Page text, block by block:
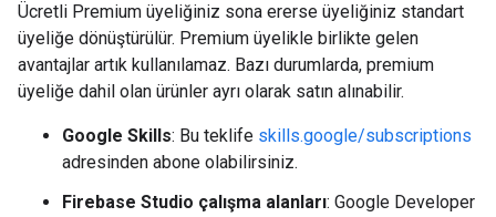
Ücretli Premium üyeliğiniz sona ererse üyeliğiniz standart
üyeliğe dönüştürülür. Premium üyelikle birlikte gelen
avantajlar artık kullanılamaz. Bazı durumlarda, premium
üyeliğe dahil olan ürünler ayrı olarak satın alınabilir.
Google Skills: Bu teklife skills.google/subscriptions
adresinden abone olabilirsiniz.
Firebase Studio çalışma alanları: Google Developer